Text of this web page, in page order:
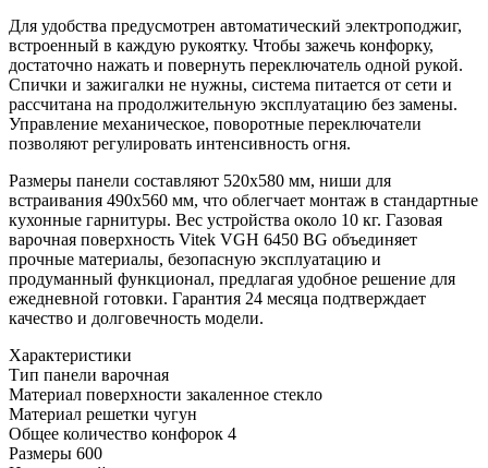
Для удобства предусмотрен автоматический электроподжиг,
встроенный в каждую рукоятку. Чтобы зажечь конфорку,
достаточно нажать и повернуть переключатель одной рукой.
Спички и зажигалки не нужны, система питается от сети и
рассчитана на продолжительную эксплуатацию без замены.
Управление механическое, поворотные переключатели
позволяют регулировать интенсивность огня.
Размеры панели составляют 520x580 мм, ниши для
встраивания 490х560 мм, что облегчает монтаж в стандартные
кухонные гарнитуры. Вес устройства около 10 кг. Газовая
варочная поверхность Vitek VGH 6450 BG объединяет
прочные материалы, безопасную эксплуатацию и
продуманный функционал, предлагая удобное решение для
ежедневной готовки. Гарантия 24 месяца подтверждает
качество и долговечность модели.
Характеристики
Тип панели варочная
Материал поверхности закаленное стекло
Материал решетки чугун
Общее количество конфорок 4
Размеры 600